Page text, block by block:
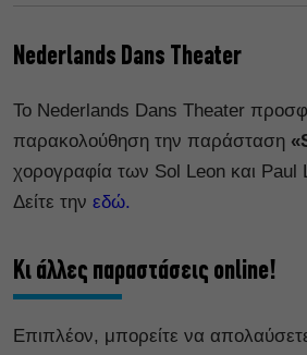
Nederlands Dans Theater
Το Nederlands Dans Theater
παρακολούθηση την παράσταση
χορογραφία των Sol Leon και Paul
Δείτε την εδώ.
Κι άλλες παραστάσεις online!
Επιπλέον, μπορείτε να